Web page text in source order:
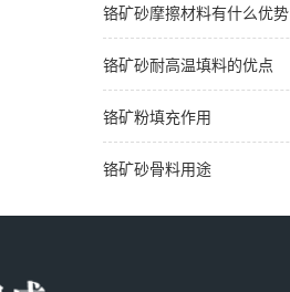
铬矿砂摩擦材料有什么优势
铬矿砂耐高温填料的优点
铬矿粉填充作用
铬矿砂骨料用途